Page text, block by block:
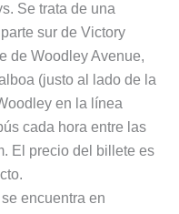
Se trata de una
sur de Victory
de Woodley Avenue,
(justo al lado de la
en la línea
cada hora entre las
El precio del billete es
encuentra en